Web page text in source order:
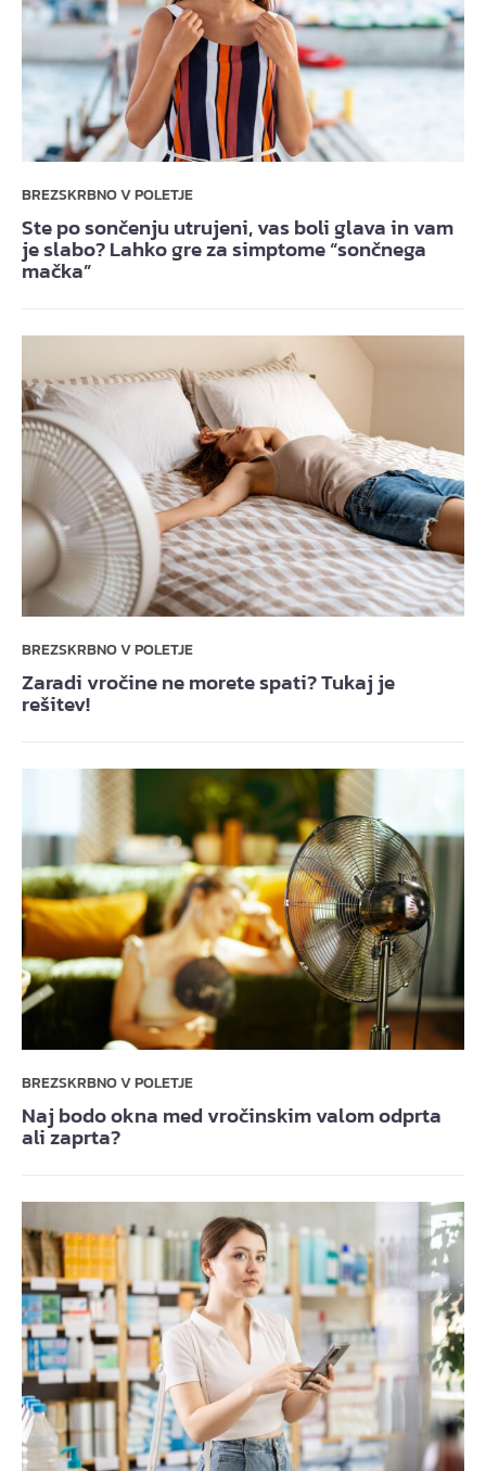
BREZSKRBNO V POLETJE
Ste po sončenju utrujeni, vas boli glava in vam
je slabo? Lahko gre za simptome “sončnega
mačka”
BREZSKRBNO V POLETJE
Zaradi vročine ne morete spati? Tukaj je
rešitev!
BREZSKRBNO V POLETJE
Naj bodo okna med vročinskim valom odprta
ali zaprta?